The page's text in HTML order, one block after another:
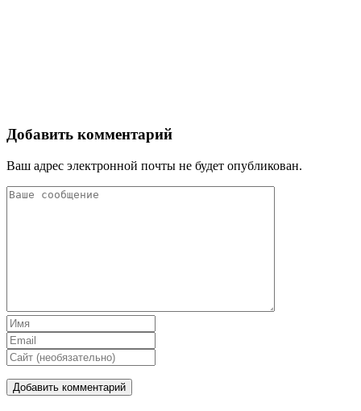
Добавить комментарий
Ваш адрес электронной почты не будет опубликован.